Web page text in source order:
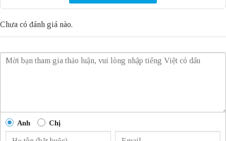
Chưa có đánh giá nào.
Anh Chị